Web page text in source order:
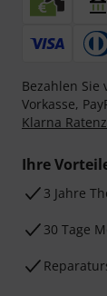
Bezahlen
Vorkasse,
Klarna
Ihre
3 Jahre
30 Tage